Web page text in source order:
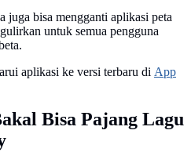
juga bisa mengganti aplikasi peta
untuk semua pengguna
aplikasi ke versi terbaru di App
Bisa Pajang Lagu